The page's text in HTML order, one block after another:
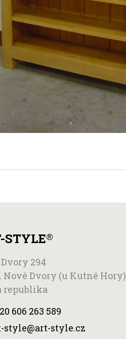
STYLE®
294
Nové Dvory (u Kutné Hory)
republika
606 263 589
style@art-style.cz